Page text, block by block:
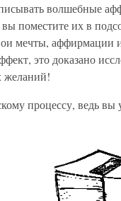
волшебные
поместите их в
мечты, аффирмации
это доказано
желаний!
процессу, ведь